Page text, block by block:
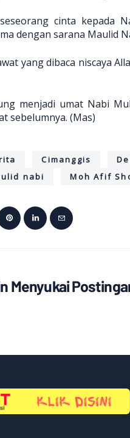
cinta kepada
dengan sarana Maulid
yang dibaca niscaya
menjadi umat Nabi
sebelumnya. (Mas)
Cimanggis
nabi Moh Afif
Menyukai